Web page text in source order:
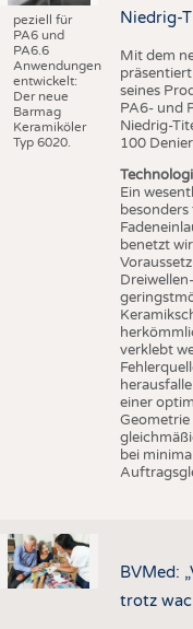
peziell für
PA6 und
PA6.6
Anwendungen
entwickelt:
Der neue
Barmag
Keramiköler
Typ 6020.
Niedrig-
Mit dem
seines
PA6- und
Niedrig-
100
Ein
benetzt
verklebt
einer
Geometrie
bei
BVMed:
trotz